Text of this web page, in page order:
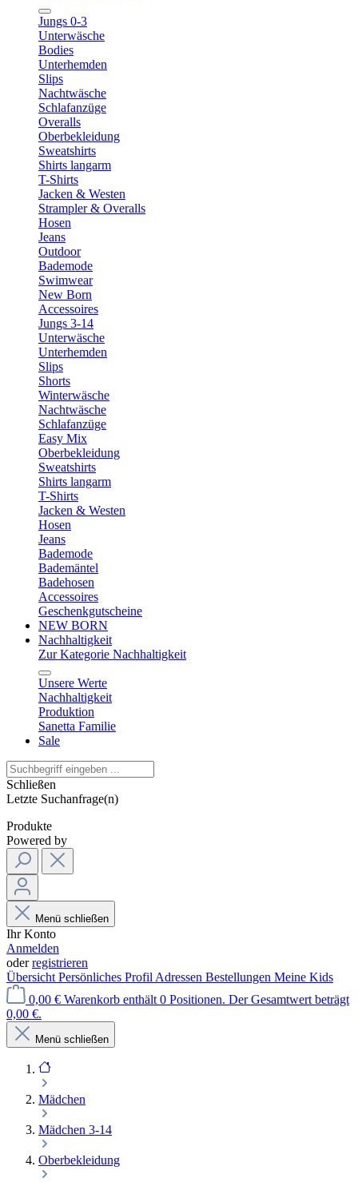
Jungs 0-3
Unterwäsche
Bodies
Unterhemden
Slips
Nachtwäsche
Schlafanzüge
Overalls
Oberbekleidung
Sweatshirts
Shirts langarm
T-Shirts
Jacken & Westen
Strampler & Overalls
Hosen
Jeans
Outdoor
Bademode
Swimwear
New Born
Accessoires
Jungs 3-14
Unterwäsche
Unterhemden
Slips
Shorts
Winterwäsche
Nachtwäsche
Schlafanzüge
Easy Mix
Oberbekleidung
Sweatshirts
Shirts langarm
T-Shirts
Jacken & Westen
Hosen
Jeans
Bademode
Bademäntel
Badehosen
Accessoires
Geschenkgutscheine
NEW BORN
Nachhaltigkeit
Zur Kategorie Nachhaltigkeit
Unsere Werte
Nachhaltigkeit
Produktion
Sanetta Familie
Sale
Schließen
Letzte Suchanfrage(n)
Produkte
Powered by
Menü schließen
Ihr Konto
Anmelden
oderregistrieren
Übersicht Persönliches Profil Adressen Bestellungen Meine Kids
0,00 € Warenkorb enthält 0 Positionen. Der Gesamtwert beträgt
0,00 €.
Menü schließen
Mädchen
Mädchen 3-14
Oberbekleidung